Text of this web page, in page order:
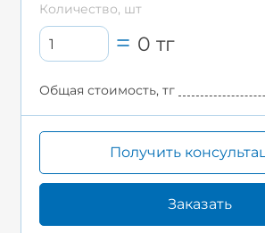
Количество, шт
0тг
Общая стоимость, тг
Получить
Заказать